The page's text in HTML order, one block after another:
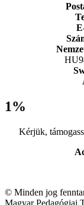
1%
Kérjük,
© Minden jog
Magyar Pedagógiai